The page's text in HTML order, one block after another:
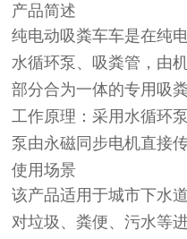
产品简述
纯电动吸粪车车是在纯
水循环泵、吸粪管，由
部分合为一体的专用吸粪
工作原理：采用水循环
泵由永磁同步电机直接传
使用场景
该产品适用于城市下水
对垃圾、粪便、污水等